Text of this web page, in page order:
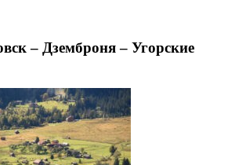
– Дземброня – Угорские